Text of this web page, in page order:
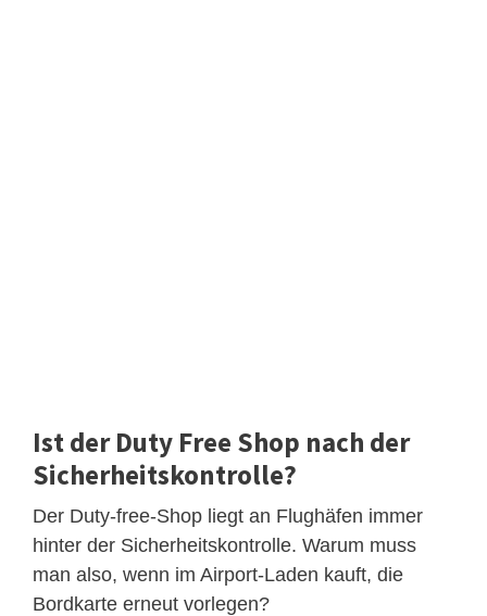
Ist der Duty Free Shop nach der
Sicherheitskontrolle?
Der Duty-free-Shop liegt an Flughäfen immer
hinter der Sicherheitskontrolle. Warum muss
man also, wenn im Airport-Laden kauft, die
Bordkarte erneut vorlegen?